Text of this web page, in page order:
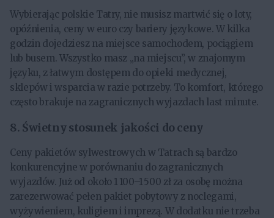
Wybierając polskie Tatry, nie musisz martwić się o loty,
opóźnienia, ceny w euro czy bariery językowe. W kilka
godzin dojedziesz na miejsce samochodem, pociągiem
lub busem. Wszystko masz „na miejscu”, w znajomym
języku, z łatwym dostępem do opieki medycznej,
sklepów i wsparcia w razie potrzeby. To komfort, którego
często brakuje na zagranicznych wyjazdach last minute.
8. Świetny stosunek jakości do ceny
Ceny pakietów sylwestrowych w Tatrach są bardzo
konkurencyjne w porównaniu do zagranicznych
wyjazdów. Już od około 1 100–1 500 zł za osobę można
zarezerwować pełen pakiet pobytowy z noclegami,
wyżywieniem, kuligiem i imprezą. W dodatku nie trzeba